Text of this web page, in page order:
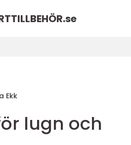
se
Ekk
lugn och